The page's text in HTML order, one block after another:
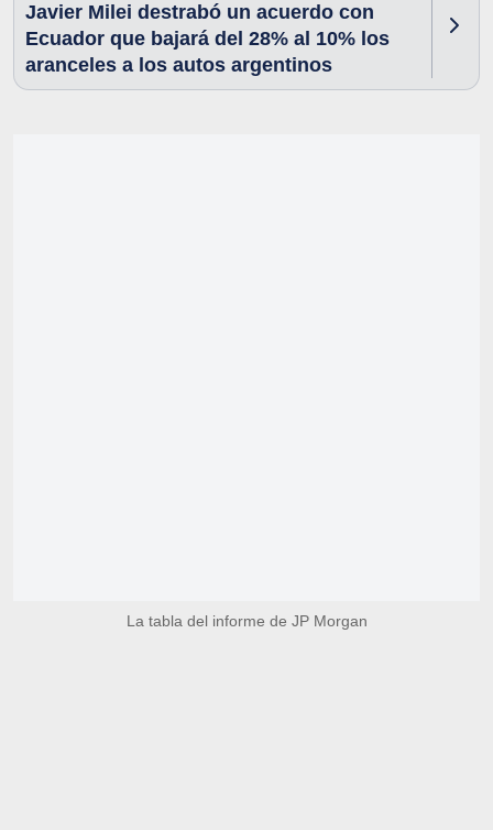
Javier Milei destrabó un acuerdo con
Ecuador que bajará del 28% al 10% los
aranceles a los autos argentinos
La tabla del informe de JP Morgan